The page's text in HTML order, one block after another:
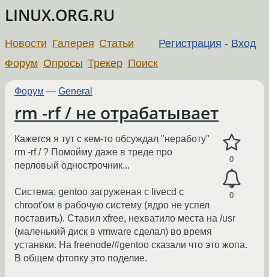
LINUX.ORG.RU
Регистрация - Вход
Новости Галерея Статьи
Форум Опросы Трекер Поиск
Форум — General
rm -rf / не отрабатывает
0
0
Кажется я тут с кем-то обсуждал "неработу"
rm -rf / ? Помойму даже в треде про
перловый однострочник...
Система: gentoo загруженая с livecd с
chroot'ом в рабочую систему (ядро не успел
поставить). Ставил xfree, нехватило места на /usr
(маленький диск в vmware сделал) во время
устанвки. На freenode/#gentoo сказали что это жопа.
В общем фтопку это поделие.